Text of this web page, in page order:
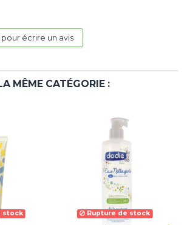
écrire un avis
MÊME CATÉGORIE :
stock Rupture de stock